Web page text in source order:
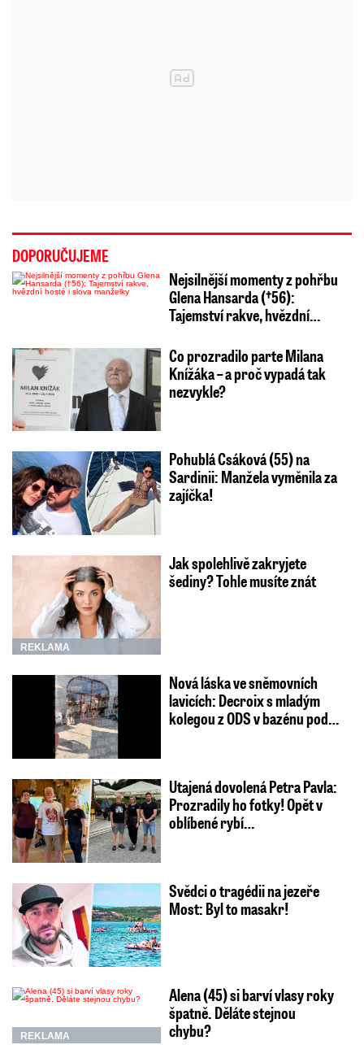
DOPORUČUJEME
Nejsilnější momenty z pohřbu
Glena Hansarda (†56):
Tajemství rakve, hvězdní…
Co prozradilo parte Milana
Knížáka – a proč vypadá tak
nezvykle?
Pohublá Csáková (55) na
Sardinii: Manžela vyměnila za
zajíčka!
REKLAMA
Jak spolehlivě zakryjete
šediny? Tohle musíte znát
Nová láska ve sněmovních
lavicích: Decroix s mladým
kolegou z ODS v bazénu pod…
Utajená dovolená Petra Pavla:
Prozradily ho fotky! Opět v
oblíbené rybí…
Svědci o tragédii na jezeře
Most: Byl to masakr!
REKLAMA
Alena (45) si barví vlasy roky
špatně. Děláte stejnou
chybu?